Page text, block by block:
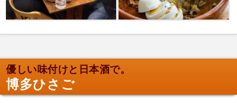
優しい味付けと日本酒で。
博多ひさご